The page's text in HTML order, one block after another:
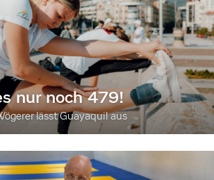
nur noch 479!
lässt Guayaquil aus